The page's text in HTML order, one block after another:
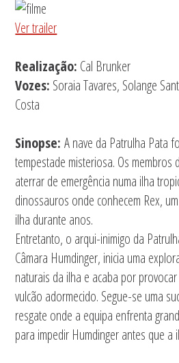
Ver trailer
Realização: Cal Brunker
Vozes: Soraia Tavares, Solange
Costa
Sinopse:A nave da Patrulha Pata
tempestade misteriosa. Os membros
aterrar de emergência numa ilha
dinossauros onde conhecem Rex,
ilha durante anos.
Entretanto, o arqui-inimigo da
Câmara Humdinger, inicia uma
naturais da ilha e acaba por
vulcão adormecido. Segue-se uma
resgate onde a equipa enfrenta
para impedir Humdinger antes que a